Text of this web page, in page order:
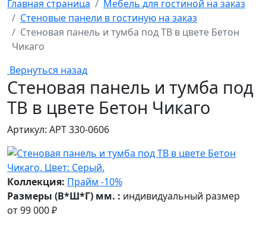
Главная страница
Мебель для гостиной на заказ
Стеновые панели в гостиную на заказ
Стеновая панель и тумба под ТВ в цвете Бетон
Чикаго
Вернуться назад
Стеновая панель и тумба под
ТВ в цвете Бетон Чикаго
Артикул: АРТ 330-0606
Коллекция: Прайм -10%
Размеры (В*Ш*Г) мм. : индивидуальный размер
от99 000 ₽